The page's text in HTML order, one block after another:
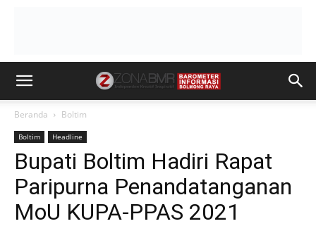
Beranda Boltim
Boltim Headline
Bupati Boltim Hadiri Rapat
Paripurna Penandatanganan
MoU KUPA-PPAS 2021